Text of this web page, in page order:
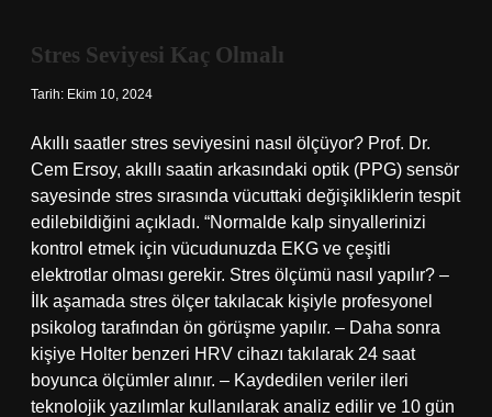
Stres Seviyesi Kaç Olmalı
Tarih: Ekim 10, 2024
Akıllı saatler stres seviyesini nasıl ölçüyor? Prof. Dr.
Cem Ersoy, akıllı saatin arkasındaki optik (PPG) sensör
sayesinde stres sırasında vücuttaki değişikliklerin tespit
edilebildiğini açıkladı. “Normalde kalp sinyallerinizi
kontrol etmek için vücudunuzda EKG ve çeşitli
elektrotlar olması gerekir. Stres ölçümü nasıl yapılır? –
İlk aşamada stres ölçer takılacak kişiyle profesyonel
psikolog tarafından ön görüşme yapılır. – Daha sonra
kişiye Holter benzeri HRV cihazı takılarak 24 saat
boyunca ölçümler alınır. – Kaydedilen veriler ileri
teknolojik yazılımlar kullanılarak analiz edilir ve 10 gün